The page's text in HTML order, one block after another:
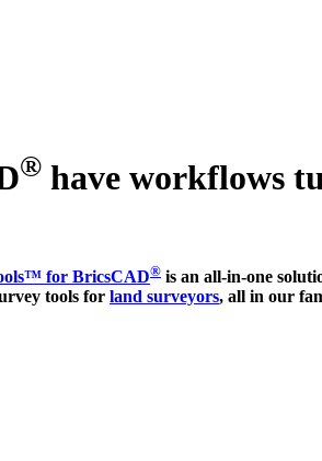
® have workflows
for BricsCAD® is an all-in-one
tools for land surveyors, all in our